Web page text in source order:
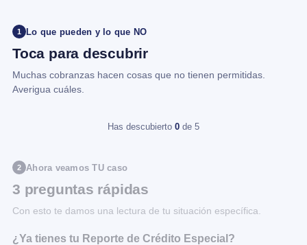
1 Lo que pueden y lo que NO
Toca para descubrir
Muchas cobranzas hacen cosas que no tienen permitidas.
Averigua cuáles.
Has descubierto 0 de 5
2 Ahora veamos TU caso
3 preguntas rápidas
Con esto te damos una lectura de tu situación específica.
¿Ya tienes tu Reporte de Crédito Especial?